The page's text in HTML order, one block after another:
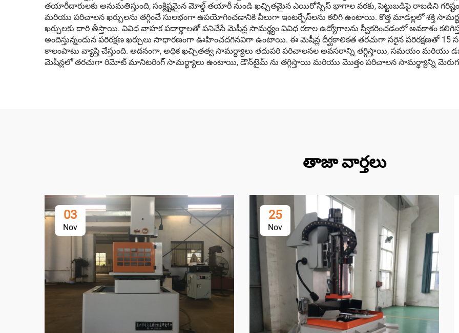
తయారీదారులకు అనుమతిస్తుంది, సంక్లిష్టమైన మోల్డ్ తయారీ నుండి ఖచ్చితమైన ఎయిరోస్పేస్ భాగాల వరకు, పెట్టుబడిపై రాబడిని
మరియు పరిచాలన ఖర్చులను తగ్గించే సులభంగా ఉపయోగించడానికి వీలుగా ఇంటర్ఫేస్‌లను కలిగి ఉంటాయి. కొత్త మాడల్లలో శక్తి
ఖర్చులకు దారి తీస్తాయి. వివిధ వాహక పదార్థాలతో పనిచేసే మెషీన్ల సామర్థ్యం వివిధ రకాల ఉద్యోగాలను స్వీకరించడంలో అవకాశం
అందిస్తున్నందున పరిరక్షణ ఖర్చులు సాధారణంగా ఊహించదగినవిగా ఉంటాయి. ఈ మెషీన్ల దీర్ఘకాలికత తరచుగా సరైన పరిరక్షణతో 15
కాలంపాటు వ్యాప్తి చేస్తుంది. అదనంగా, అధిక ఖచ్చితత్వ సామర్థ్యాలు తదుపరి పరిచాలనల అవసరాన్ని తగ్గిస్తాయి, సమయం మరియు
మెషీన్లలో తరచుగా రిమోట్ మానిటరింగ్ సామర్థ్యాలు ఉంటాయి, డౌన్‌టైమ్ ను తగ్గిస్తాయి మరియు మొత్తం పరిచాలన సామర్థ్యాన్ని
తాజా వార్తలు
03
Nov
25
Nov